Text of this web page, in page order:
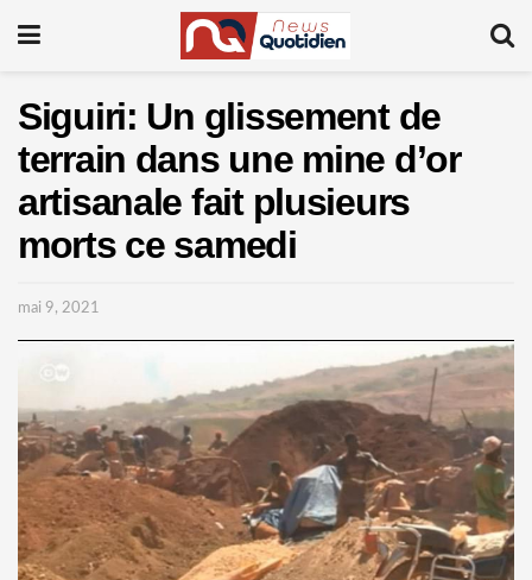
Siguiri: Un glissement de
terrain dans une mine d’or
artisanale fait plusieurs
morts ce samedi
mai 9, 2021